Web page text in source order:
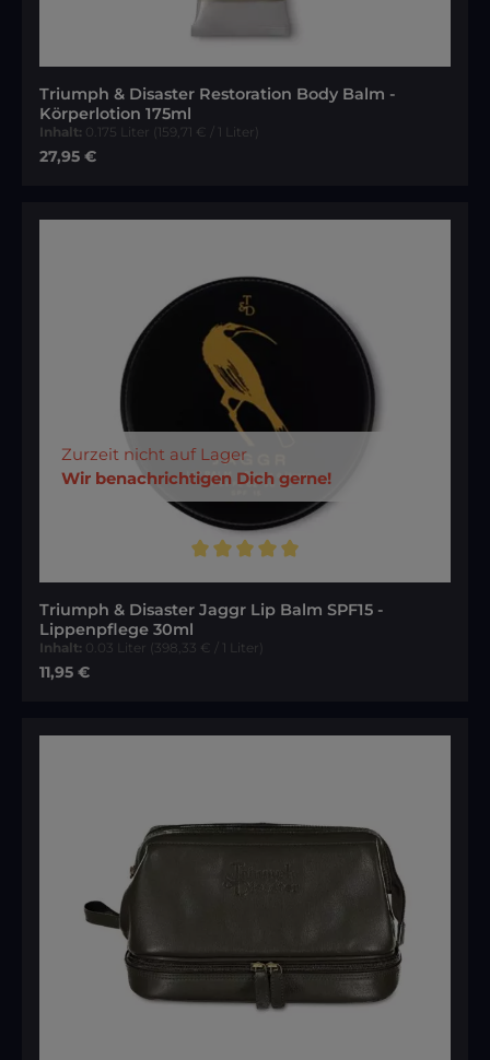
Triumph & Disaster Restoration Body Balm -
Körperlotion 175ml
Inhalt: 0.175 Liter (159,71 € / 1 Liter)
Regulärer Preis:
27,95 €
Zurzeit nicht auf Lager
Wir benachrichtigen Dich gerne!
Triumph & Disaster Jaggr Lip Balm SPF15 -
Lippenpflege 30ml
Inhalt: 0.03 Liter (398,33 € / 1 Liter)
Regulärer Preis:
11,95 €